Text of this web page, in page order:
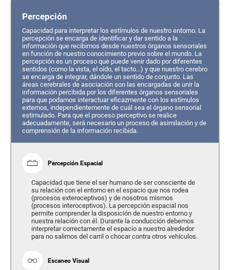
Percepción
Capacidad para interpretar los estímulos de nuestro entorno. La
percepción se encarga de identificar y dar sentido a la
información que recibimos desde nuestros órganos sensoriales
en función de nuestro conocimiento previo sobre el mundo. La
percepción es un proceso que puede venir dado por diferentes
sentidos (como la vista, el oído, el tacto…) y que nuestro cerebro
se encarga de integrar, dándole un sentido de conjunto. Las
áreas cerebrales de asociación son las encargadas de unir la
información percibida por los diferentes órganos sensoriales
para que podamos interactuar eficazmente con los estímulos
externos, independientemente de cuál sea el órgano sensorial
estimulado. Para que el proceso perceptivo se realice
adecuadamente, será necesario un proceso de asimilación y de
comprensión de la información recibida.
Percepción Espacial
Capacidad que tiene el ser humano de ser consciente de
su relación con el entorno en el espacio que nos rodea
(procesos exteroceptivos) y de nosotros mismos
(procesos interoceptivos). La percepción espacial nos
permite comprender la disposición de nuestro entorno y
nuestra relación con él. Durante la conducción debemos
interpretar correctamente el espacio a nuestro alrededor
para no salirnos del carril o chocar contra otros vehículos.
Escaneo Visual